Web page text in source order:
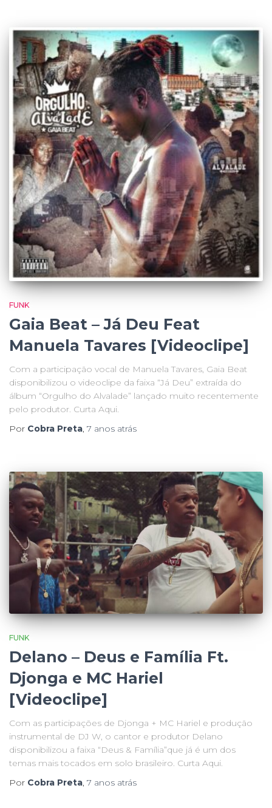
FUNK
Gaia Beat – Já Deu Feat
Manuela Tavares [Videoclipe]
Com a participação vocal de Manuela Tavares, Gaia Beat
disponibilizou o videoclipe da faixa “Já Deu” extraída do
álbum “Orgulho do Alvalade” lançado muito recentemente
pelo produtor. Curta Aqui.
Por Cobra Preta, 7 anos atrás
FUNK
Delano – Deus e Família Ft.
Djonga e MC Hariel
[Videoclipe]
Com as participações de Djonga + MC Hariel e produção
instrumental de DJ W, o cantor e produtor Delano
disponibilizou a faixa “Deus & Família”que já é um dos
temas mais tocados em solo brasileiro. Curta Aqui.
Por Cobra Preta, 7 anos atrás